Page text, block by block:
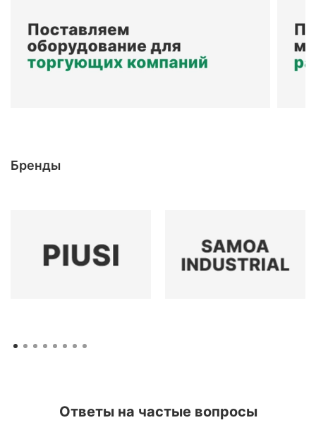
Бренды
Ответы на частые вопросы